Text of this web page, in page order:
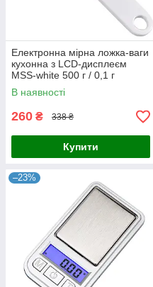
Електронна мірна ложка-ваги
кухонна з LCD-дисплеєм
MSS-white 500 г / 0,1 г
В наявності
260 ₴ 338 ₴
Купити
–23%